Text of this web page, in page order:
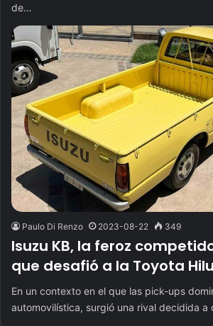
de…
Paulo Di Renzo 2023-08-22 349
Isuzu KB, la feroz
que desafió a la Toyota
En un contexto en el que las pick-ups
automovilística, surgió una rival decidida a